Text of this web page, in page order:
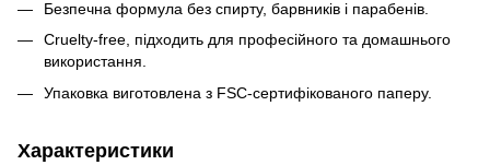
Безпечна формула без спирту, барвників і парабенів.
Cruelty-free, підходить для професійного та домашнього
використання.
Упаковка виготовлена з FSC-сертифікованого паперу.
Характеристики